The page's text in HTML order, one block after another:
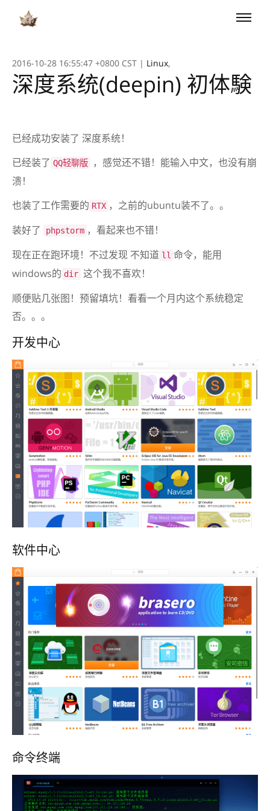
Toggle
2016-10-28 16:55:47 +0800 CST | Linux,
深度系统(deepin) 初体験
已经成功安装了 深度系统！
已经装了 QQ轻聊版
，感觉还不错！能输入中文，也没有崩
溃！
也装了工作需要的 RTX ，之前的ubuntu装不了。。
装好了
phpstorm ，看起来也不错！
现在正在跑环境！不过发现 不知道 ll 命令，能用
windows的 dir 这个我不喜欢！
顺便贴几张图！预留填坑！看看一个月内这个系统稳定
否。。。
开发中心
软件中心
命令终端